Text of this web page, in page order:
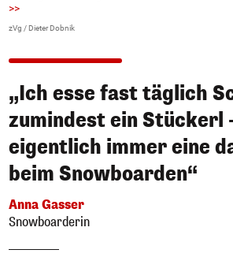
>>
zVg / Dieter Dobnik
„Ich esse fast täglich
zumindest ein Stückerl
eigentlich immer eine
beim Snowboarden“
Anna Gasser
Snowboarderin